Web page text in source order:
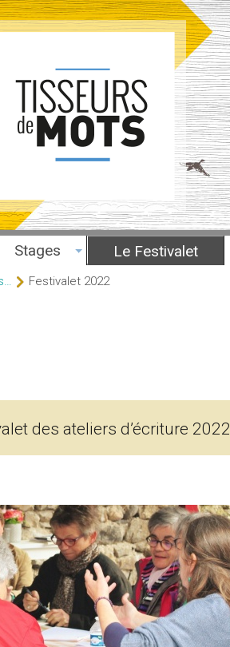
Stages Le Festivalet
Festivalet 2022
des ateliers d’écriture 2022